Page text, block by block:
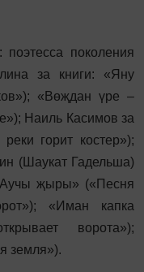
поколения
за книги: «Яну
«Вөҗдан үре –
Наиль Касимов за
горит костер»);
(Шаукат Гадельша)
җыры» («Песня
«Иман капка
ворота»);
земля»).